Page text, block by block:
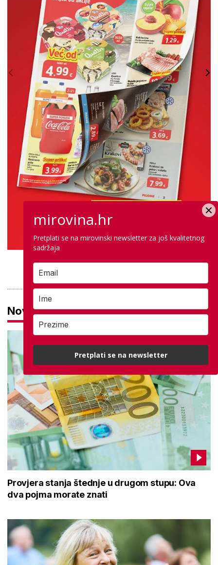
PROVJERITE PONUDU
Novosti
Provjera stanja štednje u drugom stupu: Ova
dva pojma morate znati
mirovina.hr
Pretplati se na mirovinski newsletter za još kvalitetnog
sadržaja
Pretplati se na newsletter